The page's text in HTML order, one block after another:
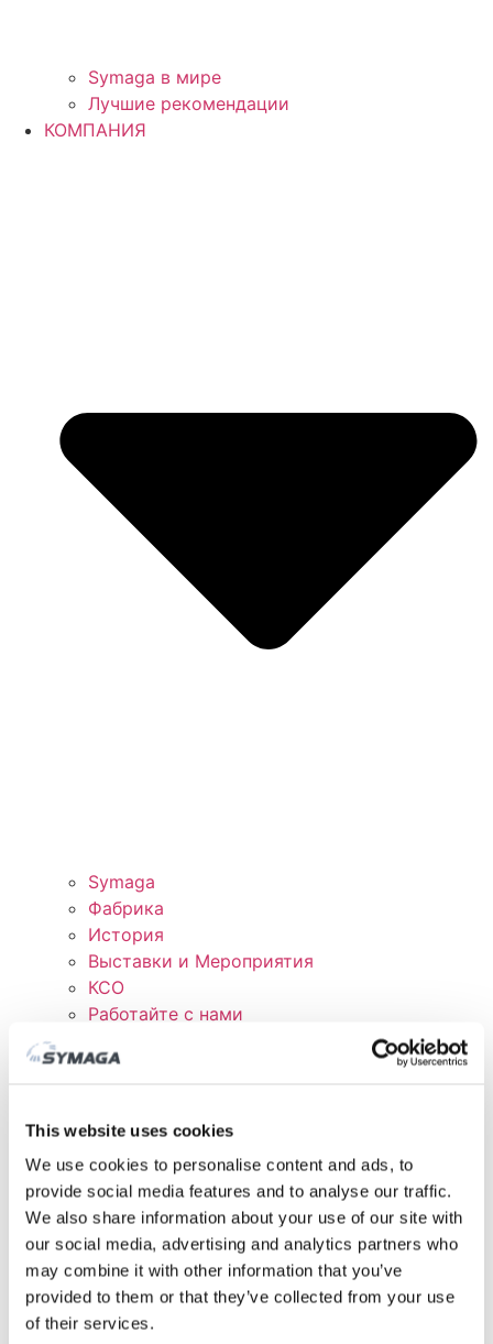
This website uses cookies
We use cookies to personalise content and ads, to
provide social media features and to analyse our traffic.
We also share information about your use of our site with
our social media, advertising and analytics partners who
may combine it with other information that you’ve
provided to them or that they’ve collected from your use
of their services.
Symaga в мире
Лучшие рекомендации
КОМПАНИЯ
Symaga
Фабрика
История
Выставки и Мероприятия
КСО
Работайте с нами
СКАЧАТЬ